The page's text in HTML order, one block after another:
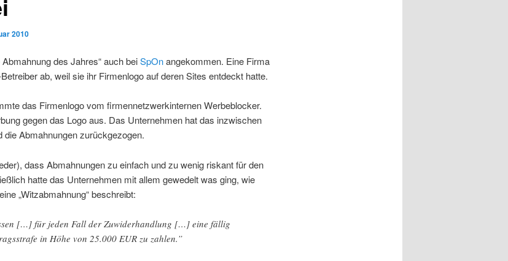
2010
des Jahres“ auch beiSpOnangekommen. Eine Firma
ab, weil sie ihr Firmenlogo auf deren Sites entdeckt hatte.
das Firmenlogo vom firmennetzwerkinternen Werbeblocker.
gegen das Logo aus. Das Unternehmen hat das inzwischen
die Abmahnungen zurückgezogen.
dass Abmahnungen zu einfach und zu wenig riskant für den
hatte das Unternehmen mit allem gewedelt was ging, wie
„Witzabmahnung“ beschreibt:
[…] für jeden Fall der Zuwiderhandlung […] eine fällig
in Höhe von 25.000 EUR zu zahlen.”